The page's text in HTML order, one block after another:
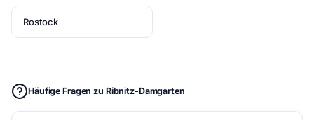
Rostock
Häufige Fragen zu Ribnitz-Damgarten